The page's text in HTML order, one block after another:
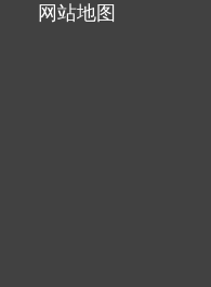
网站地图